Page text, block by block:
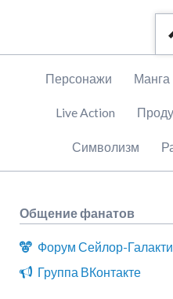
Пропустить
Персонажи Манга
Live Action
Символизм
Общение фанатов
Форум Сейлор-
Группа ВКонтакте